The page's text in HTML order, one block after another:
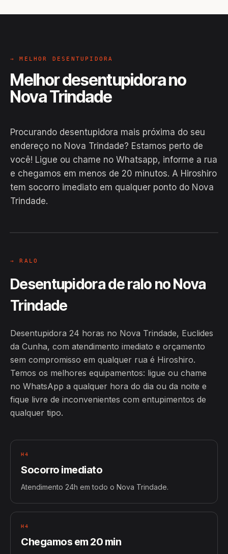
→ MELHOR DESENTUPIDORA
Melhor desentupidora no
Nova Trindade
Procurando desentupidora mais próxima do seu
endereço no Nova Trindade? Estamos perto de
você! Ligue ou chame no Whatsapp, informe a rua
e chegamos em menos de 20 minutos. A Hiroshiro
tem socorro imediato em qualquer ponto do Nova
Trindade.
Hiroshiro · Nova Trindade, Euclides
→ RALO
Desentupidora de ralo no Nova
Trindade
Desentupidora 24 horas no Nova Trindade, Euclides
da Cunha, com atendimento imediato e orçamento
sem compromisso em qualquer rua é Hiroshiro.
Temos os melhores equipamentos: ligue ou chame
no WhatsApp a qualquer hora do dia ou da noite e
fique livre de inconvenientes com entupimentos de
qualquer tipo.
H4
Socorro imediato
Atendimento 24h em todo o Nova Trindade.
H4
Chegamos em 20 min